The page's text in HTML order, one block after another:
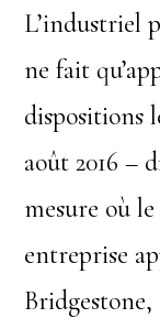
L’industriel
ne fait
dispositions
août 2016 –
mesure où
entreprise
Bridgestone,